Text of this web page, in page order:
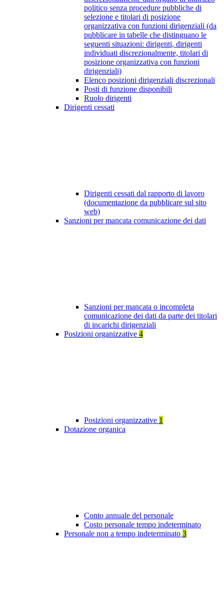
politico senza procedure pubbliche di
selezione e titolari di posizione
organizzativa con funzioni dirigenziali (da
pubblicare in tabelle che distinguano le
seguenti situazioni: dirigenti, dirigenti
individuati discrezionalmente, titolari di
posizione organizzativa con funzioni
dirigenziali)
Elenco posizioni dirigenziali discrezionali
Posti di funzione disponibili
Ruolo dirigenti
Dirigenti cessati
Dirigenti cessati dal rapporto di lavoro
(documentazione da pubblicare sul sito
web)
Sanzioni per mancata comunicazione dei dati
Sanzioni per mancata o incompleta
comunicazione dei dati da parte dei titolari
di incarichi dirigenziali
Posizioni organizzative 4
Posizioni organizzative 1
Dotazione organica
Conto annuale del personale
Costo personale tempo indeterminato
Personale non a tempo indeterminato 3